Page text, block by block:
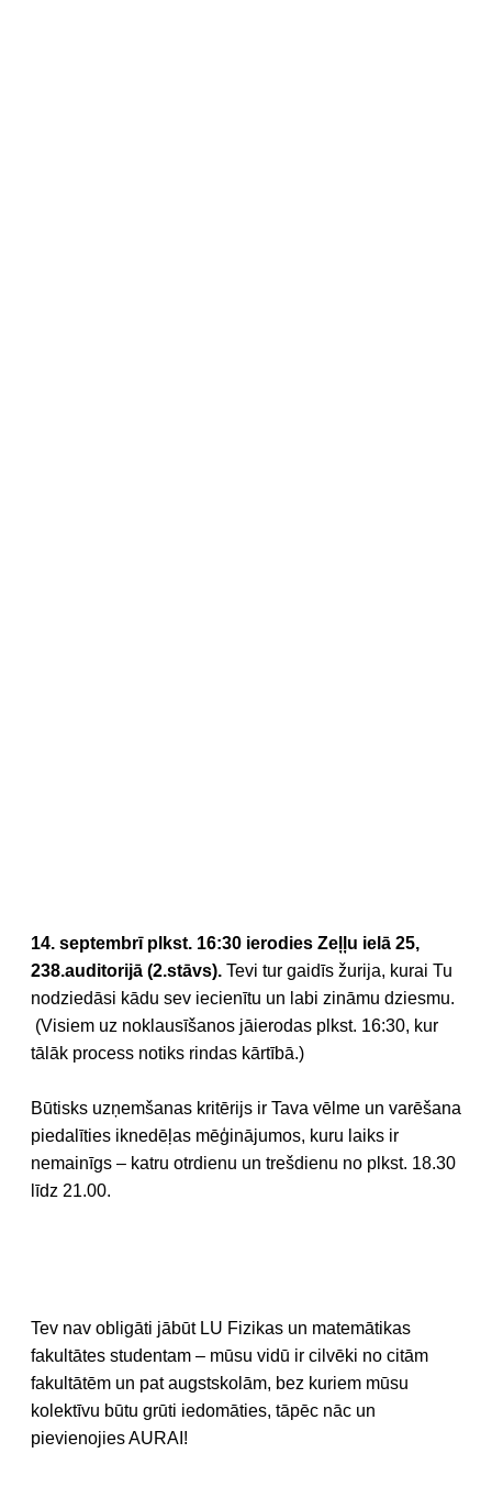
14. septembrī plkst. 16:30 ierodies Zeļļu ielā 25,
238.auditorijā (2.stāvs). Tevi tur gaidīs žurija, kurai Tu
nodziedāsi kādu sev iecienītu un labi zināmu dziesmu.
(Visiem uz noklausīšanos jāierodas plkst. 16:30, kur
tālāk process notiks rindas kārtībā.)
Būtisks uzņemšanas kritērijs ir Tava vēlme un varēšana
piedalīties iknedēļas mēģinājumos, kuru laiks ir
nemainīgs – katru otrdienu un trešdienu no plkst. 18.30
līdz 21.00.
Tev nav obligāti jābūt LU Fizikas un matemātikas
fakultātes studentam – mūsu vidū ir cilvēki no citām
fakultātēm un pat augstskolām, bez kuriem mūsu
kolektīvu būtu grūti iedomāties, tāpēc nāc un
pievienojies AURAI!